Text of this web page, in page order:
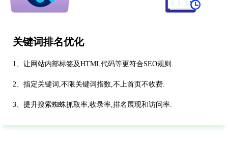
关键词排名优化
1、让网站内部标签及HTML代码等更符合SEO规则.
2、指定关键词,不限关键词指数,不上首页不收费.
3、提升搜索蜘蛛抓取率,收录率,排名展现和访问率.